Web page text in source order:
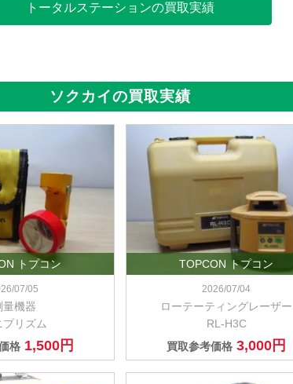
トータルステーションの買取実績
ソクカイの買取実績
トプコン
07/05
量機器
プリズム
格 1,500円
TOPCON トプコン
2026/07/04
ローテーティングレーザー
RL-H3C
買取参考価格 3,000円